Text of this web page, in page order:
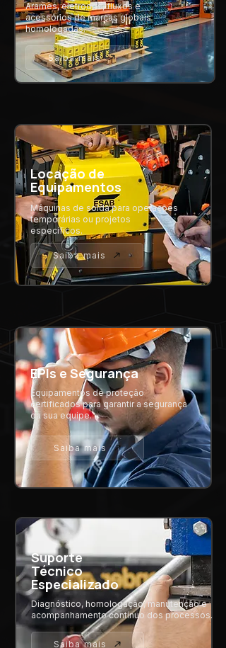
Arames, eletrodos, fluxos e
acessórios de marcas globais
homologadas.
Saiba mais
Locação de
Equipamentos
Máquinas de solda para operações
temporárias ou projetos
específicos.
Saiba mais
EPIs e Segurança
Equipamentos de proteção
certificados para garantir a segurança
da sua equipe.
Saiba mais
Suporte
Técnico
Especializado
Diagnóstico, homologação, manutenção e
acompanhamento contínuo dos processos.
Saiba mais